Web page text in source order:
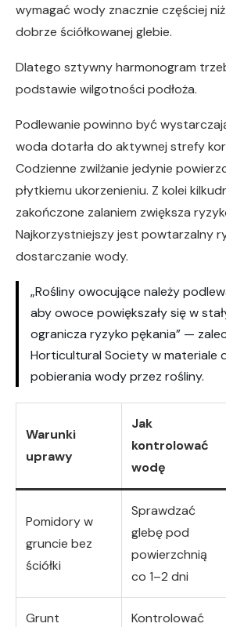
wymagać wody znacznie częściej
dobrze ściółkowanej glebie.
Dlatego sztywny harmonogram
podstawie wilgotności podłoża.
Podlewanie powinno być
woda dotarła do aktywnej strefy
Codzienne zwilżanie jedynie
płytkiemu ukorzenieniu. Z kolei
zakończone zalaniem zwiększa
Najkorzystniejszy jest powtarzalny
dostarczanie wody.
„Rośliny owocujące należy
aby owoce powiększały się w
ogranicza ryzyko pękania” —
Horticultural Society w materiale
pobierania wody przez rośliny.
Warunki
uprawy
Jak
kontrolować
wodę
Pomidory w
gruncie bez
ściółki
Sprawdzać
glebę pod
powierzchnią
co 1–2 dni
Grunt
Kontrolować